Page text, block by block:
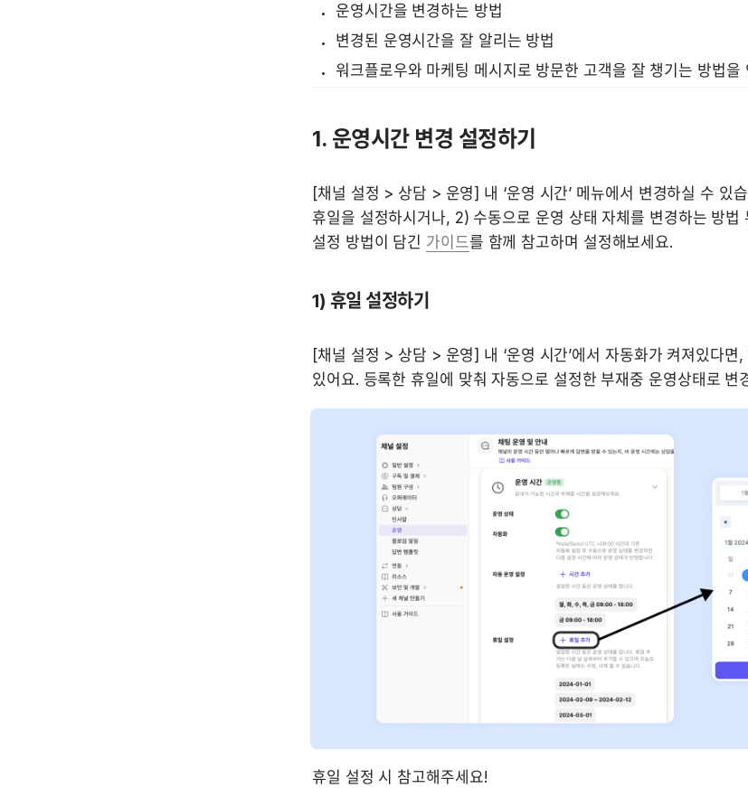
운영시간을 변경하는 방법
변경된 운영시간을 잘 알리는 방법
워크플로우와 마케팅 메시지로 방문한 고객을 잘 챙기는 방법을
1. 운영시간 변경 설정하기
[채널 설정 > 상담 > 운영] 내 ‘운영 시간’ 메뉴에서 변경하실 수 있
휴일을 설정하시거나, 2) 수동으로 운영 상태 자체를 변경하는 방법
설정 방법이 담긴 가이드를 함께 참고하며 설정해보세요.
1) 휴일 설정하기
[채널 설정 > 상담 > 운영] 내 ‘운영 시간’에서 자동화가 켜져있다면
휴일 설정 시 참고해주세요!